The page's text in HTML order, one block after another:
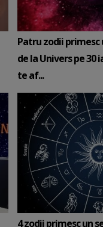
Patru zodii primesc
de la Univers pe 30
te af...
4 zodii primesc un